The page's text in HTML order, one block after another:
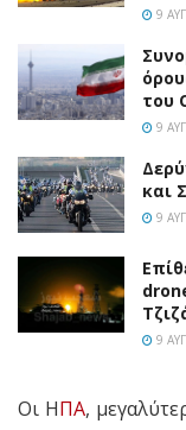
9
του
9
και
9
9
Οι ΗΠΑ,